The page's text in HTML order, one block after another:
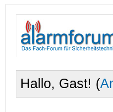
Hallo, Gast! (